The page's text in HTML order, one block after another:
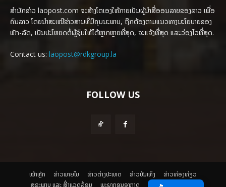
ສຳນັກຂ່າວ laopost.com ຈະສ້າງໂຕເອງໃຫ້ກາຍເປັນຜູ້ນຳສື່ອອນລາຍຂອງລາວ ເພື່ອ
ຄົນລາວ ໂດຍນຳສະເໜີຂ່າວສານທີ່ມີຄຸນນະພາບ, ຖືກຕ້ອງຕາມແນວທາງນະໂຍບາຍຂອງ
ພັກ-ລັດ, ເປັນປະໂຫຍດຕໍ່ຜູ້ຊົມໃຫ້ໄດ້ຫຼາກຫຼາຍທີ່ສຸດ, ຈະແຈ້ງທີ່ສຸດ ແລະວ່ອງໄວທີ່ສຸດ.
Contact us: laopost@rdkgroup.la
FOLLOW US
ໜ້າຫຼັກ ຂ່າວພາຍ​ໃນ ຂ່າວຕ່າງປະເທດ ​ຂ່າວບັນເທິງ
​ຂ່າວທ່ອງທ່ຽວ
ສຸຂະພາບ ແລະ ສີ່ງແວດລ້ອມ
ພະຍາກອນອາກາດ